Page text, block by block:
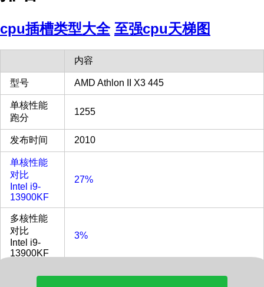
cpu插槽类型大全 至强cpu天梯图
内容
型号 AMD Athlon II X3 445
单核性能
跑分
1255
发布时间 2010
单核性能
对比
Intel i9-
13900KF
27%
多核性能
对比
Intel i9-
13900KF
3%
价格(美元) 29.99